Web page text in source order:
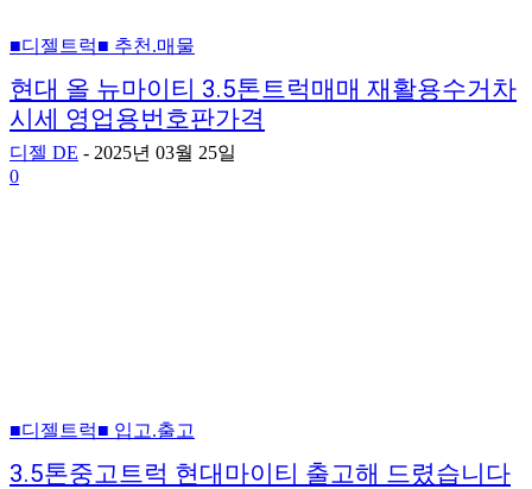
■디젤트럭■ 추천.매물
현대 올 뉴마이티 3.5톤트럭매매 재활용수거차
시세 영업용번호판가격
디젤 DE - 2025년 03월 25일
0
■디젤트럭■ 입고.출고
3.5톤중고트럭 현대마이티 출고해 드렸습니다